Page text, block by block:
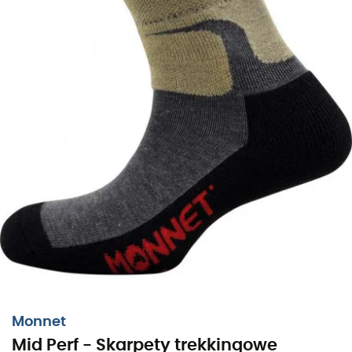
Monnet
Mid Perf - Skarpety trekkingowe
Zacieśnienie łuku stopy: zapobiega ślizganiu się
skarpetki w bucie,
Pięta i czubek z pętelkowego Dryfil,
Wzmocnienie języka z pętelkowego Dryfil,
Materiały: 66% Dryfil, 32% Poliamid, 2% Elastan,
Produkcja w 100% francuska w Montceau-les-Mines
Wykorzystane technologie:
Ergo Tech: system Ergo-Technicity ma na celu
zapewnienie precyzji i ergonomii dla lepszej kontroli
ruchów. Opiera się na trójwymiarowym dzianiu, aby
stworzyć „uformowaną” piętę, wzmocnienia na pięcie i
się do wszystkich rozmiarów oraz idealne dopasowanie z